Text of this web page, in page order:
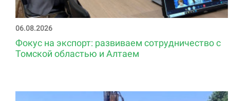
06.08.2026
Фокус на экспорт: развиваем сотрудничество с
Томской областью и Алтаем